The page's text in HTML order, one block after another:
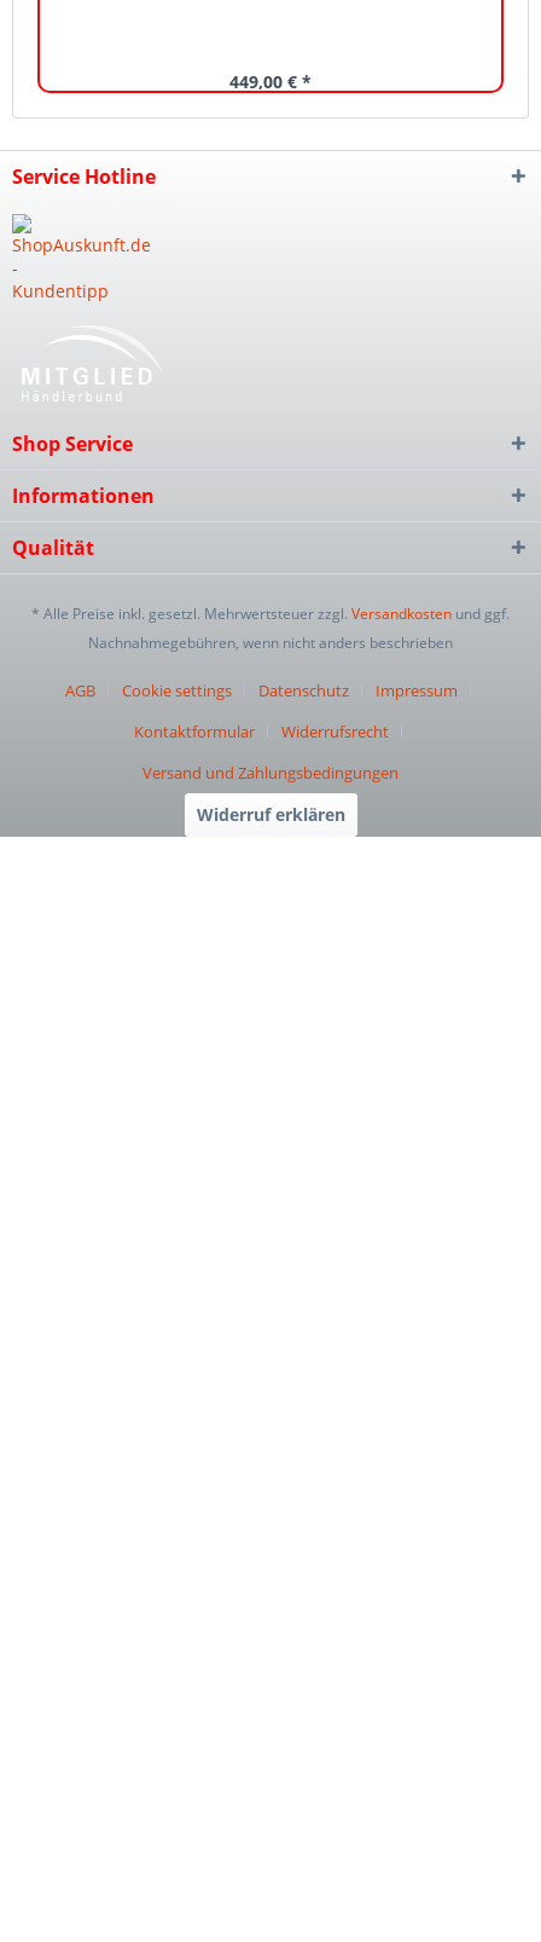
449,00 € *
Service Hotline
Shop Service
Informationen
Qualität
* Alle Preise inkl. gesetzl. Mehrwertsteuer zzgl. Versandkosten und ggf.
Nachnahmegebühren, wenn nicht anders beschrieben
AGB Cookie settings Datenschutz
Impressum
Kontaktformular
Widerrufsrecht
Versand und Zahlungsbedingungen
Widerruf erklären